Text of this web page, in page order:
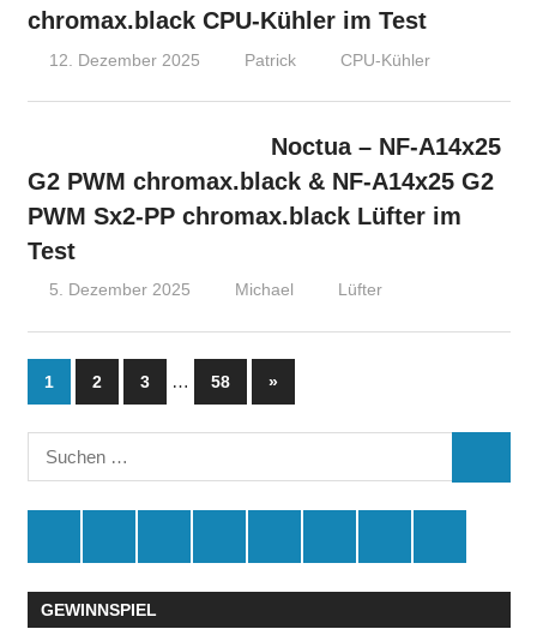
chromax.black CPU-Kühler im Test
12. Dezember 2025 Patrick CPU-Kühler
Noctua – NF-A14x25
G2 PWM chromax.black & NF-A14x25 G2
PWM Sx2-PP chromax.black Lüfter im
Test
5. Dezember 2025 Michael Lüfter
Seitennummerierung
der
Beiträge
1 2 3 … 58
Nächste
Beiträge
»
Suchen
nach:
GEWINNSPIEL